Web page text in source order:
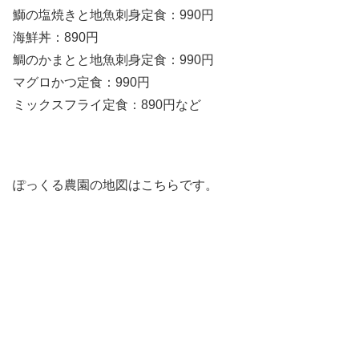
鰤の塩焼きと地魚刺身定食：990円
海鮮丼：890円
鯛のかまとと地魚刺身定食：990円
マグロかつ定食：990円
ミックスフライ定食：890円など
ぽっくる農園の地図はこちらです。